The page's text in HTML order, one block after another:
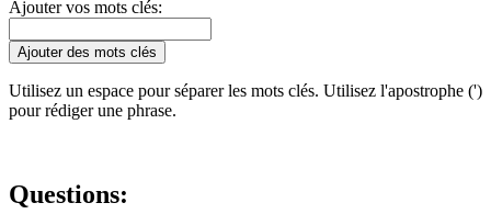
Ajouter vos mots clés:
Ajouter des mots clés
Utilisez un espace pour séparer les mots clés. Utilisez l'apostrophe (')
pour rédiger une phrase.
Questions: